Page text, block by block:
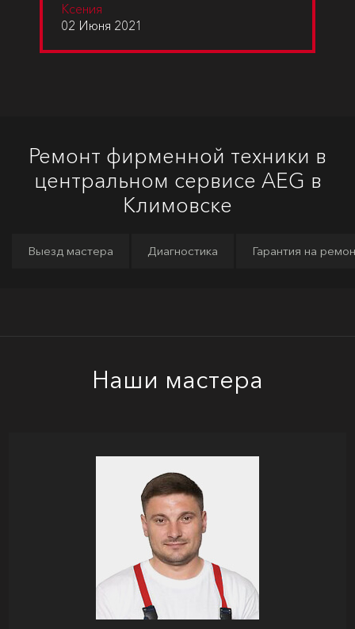
Ксения
02 Июня 2021
Ремонт фирменной техники в
центральном сервисе AEG в
Климовске
Выезд мастера Диагностика Гарантия на
Наши мастера